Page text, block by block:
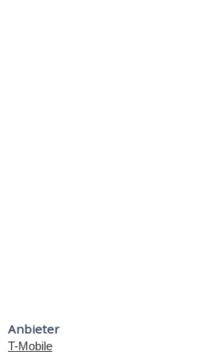
Anbieter
T-Mobile